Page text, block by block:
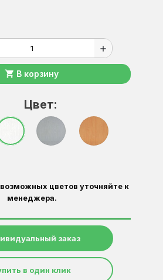
add
shopping_cart В корзину
Цвет:
цветов уточняйте к
менеджера.
заказ
в один клик